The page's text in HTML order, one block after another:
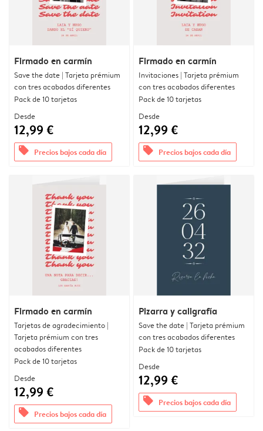
Firmado en carmín
Save the date | Tarjeta prémium
con tres acabados diferentes
Pack de 10 tarjetas
Desde
12,99 €
offers Precios bajos cada día
Firmado en carmín
Invitaciones | Tarjeta prémium
con tres acabados diferentes
Pack de 10 tarjetas
Desde
12,99 €
offers Precios bajos cada día
Firmado en carmín
Tarjetas de agradecimiento |
Tarjeta prémium con tres
acabados diferentes
Pack de 10 tarjetas
Desde
12,99 €
offers Precios bajos cada día
Pizarra y caligrafía
Save the date | Tarjeta prémium
con tres acabados diferentes
Pack de 10 tarjetas
Desde
12,99 €
offers Precios bajos cada día